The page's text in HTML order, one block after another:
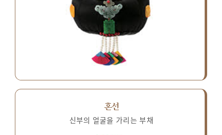
혼선
신부의 얼굴을 가리는 부채